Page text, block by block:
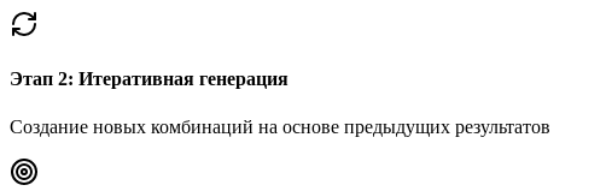
Этап 2: Итеративная генерация
Создание новых комбинаций на основе предыдущих результатов